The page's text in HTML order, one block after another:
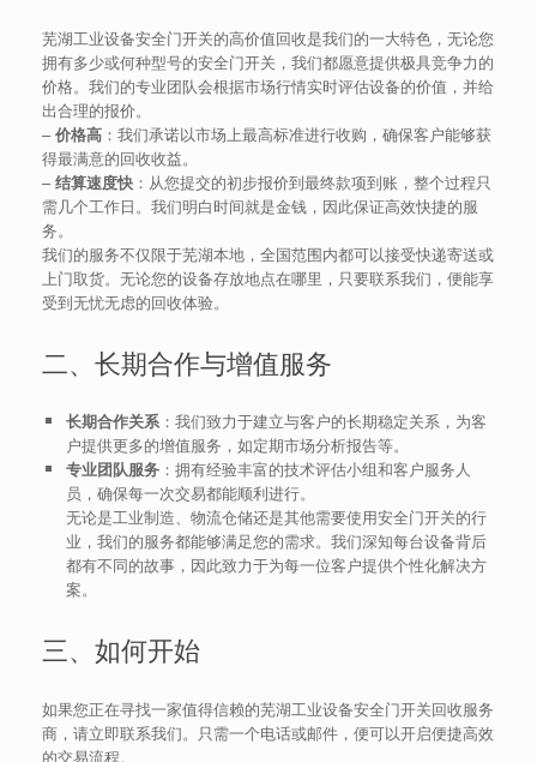
芜湖工业设备安全门开关的高价值回收是我们的一大特色，无论您
拥有多少或何种型号的安全门开关，我们都愿意提供极具竞争力的
价格。我们的专业团队会根据市场行情实时评估设备的价值，并给
出合理的报价。
–价格高 ：我们承诺以市场上最高标准进行收购，确保客户能够获
得最满意的回收收益。
–结算速度快 ：从您提交的初步报价到最终款项到账，整个过程只
需几个工作日。我们明白时间就是金钱，因此保证高效快捷的服
务。
我们的服务不仅限于芜湖本地，全国范围内都可以接受快递寄送或
上门取货。无论您的设备存放地点在哪里，只要联系我们，便能享
受到无忧无虑的回收体验。
二、长期合作与增值服务
长期合作关系：我们致力于建立与客户的长期稳定关系，为客
户提供更多的增值服务，如定期市场分析报告等。
专业团队服务：拥有经验丰富的技术评估小组和客户服务人
员，确保每一次交易都能顺利进行。
无论是工业制造、物流仓储还是其他需要使用安全门开关的行
业，我们的服务都能够满足您的需求。我们深知每台设备背后
都有不同的故事，因此致力于为每一位客户提供个性化解决方
案。
三、如何开始
如果您正在寻找一家值得信赖的芜湖工业设备安全门开关回收服务
商，请立即联系我们。只需一个电话或邮件，便可以开启便捷高效
的交易流程。